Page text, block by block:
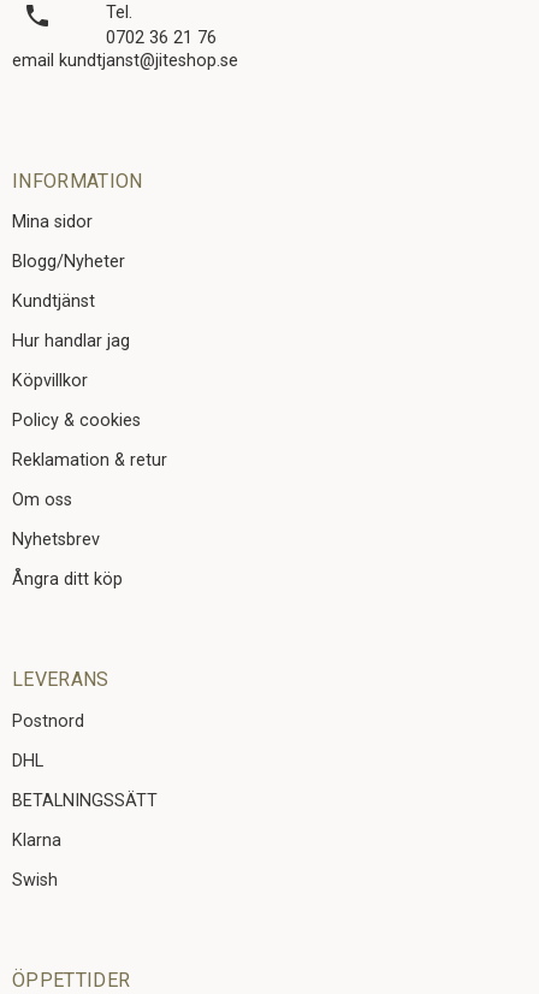
local_phone
Tel.
0702 36 21 76
email kundtjanst@jiteshop.se
INFORMATION
Mina sidor
Blogg/Nyheter
Kundtjänst
Hur handlar jag
Köpvillkor
Policy & cookies
Reklamation & retur
Om oss
Nyhetsbrev
Ångra ditt köp
LEVERANS
Postnord
DHL
BETALNINGSSÄTT
Klarna
Swish
ÖPPETTIDER